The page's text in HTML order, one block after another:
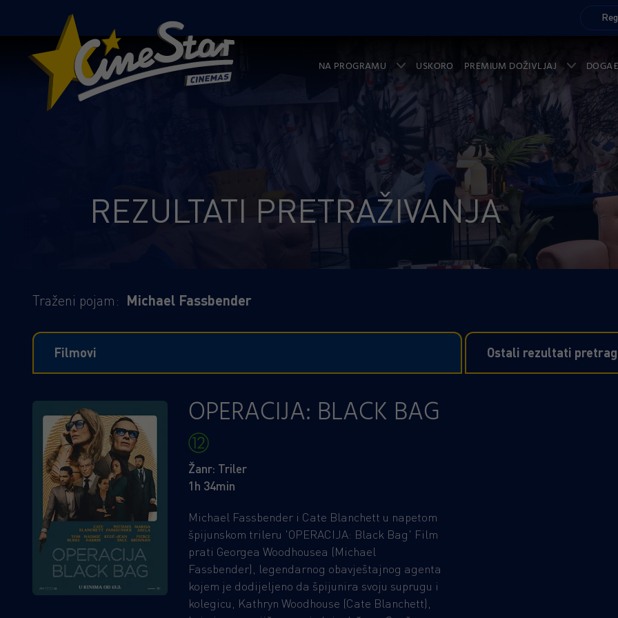
NA PROGRAMU USKORO PREMIUM DOŽIVLJAJ
REZULTATI PRETRAŽIVANJA
Traženi pojam: Michael Fassbender
Filmovi Ostali rezultati
OPERACIJA: BLACK BAG
Žanr: Triler
1h 34min
Michael Fassbender i Cate Blanchett u napetom
špijunskom trileru 'OPERACIJA: Black Bag' Film
prati Georgea Woodhousea (Michael
Fassbender), legendarnog obavještajnog agenta
kojem je dodijeljeno da špijunira svoju suprugu i
kolegicu, Kathryn Woodhouse (Cate Blanchett),